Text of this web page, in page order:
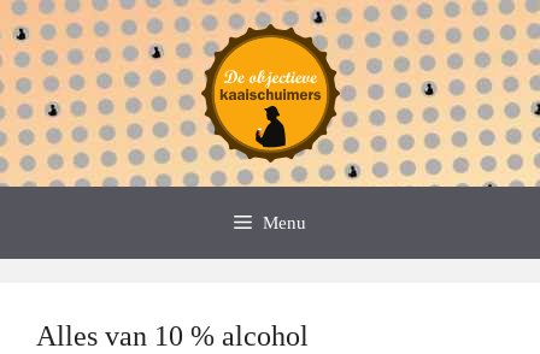
Spring
naar
de
inhoud
Menu
Alles van 10 % alcohol